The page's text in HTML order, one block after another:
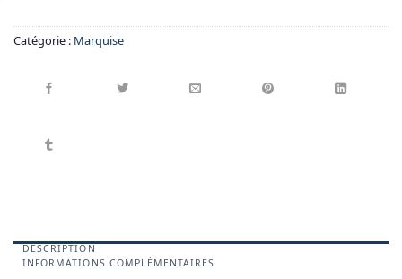
Catégorie : Marquise
DESCRIPTION
INFORMATIONS COMPLÉMENTAIRES